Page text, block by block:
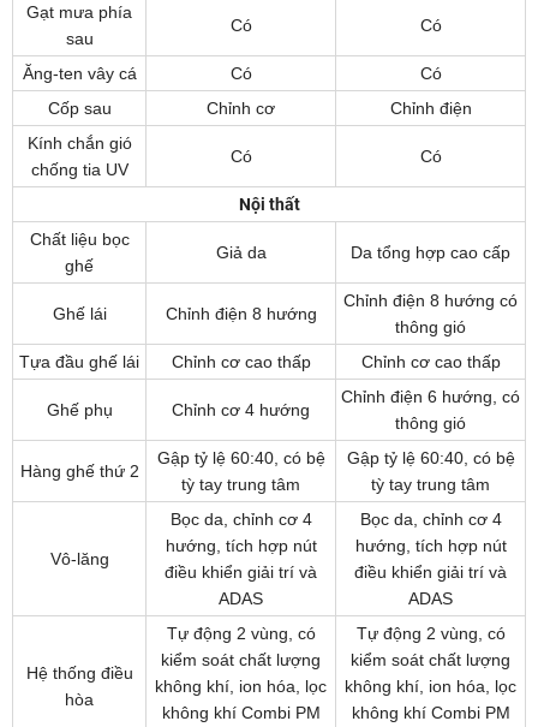
Gạt mưa phía
sau
Có Có
Ăng-ten vây cá Có
Có
Cốp sau
Chỉnh cơ
Chỉnh điện
Kính chắn gió
chống tia UV
Có Có
Nội thất
Chất liệu bọc
ghế
Giả da Da tổng hợp cao cấp
Ghế lái Chỉnh điện 8 hướng
Chỉnh điện 8 hướng có
thông gió
Tựa đầu ghế lái
Chỉnh cơ cao thấp Chỉnh cơ cao thấp
Ghế phụ Chỉnh cơ 4 hướng
Chỉnh điện 6 hướng, có
thông gió
Hàng ghế thứ 2
Gập tỷ lệ 60:40, có bệ
tỳ tay trung tâm
Gập tỷ lệ 60:40, có bệ
tỳ tay trung tâm
Vô-lăng
Bọc da, chỉnh cơ 4
hướng, tích hợp nút
điều khiển giải trí và
ADAS
Bọc da, chỉnh cơ 4
hướng, tích hợp nút
điều khiển giải trí và
ADAS
Hệ thống điều
hòa
Tự động 2 vùng, có
kiểm soát chất lượng
không khí, ion hóa, lọc
không khí Combi PM
Tự động 2 vùng, có
kiểm soát chất lượng
không khí, ion hóa, lọc
không khí Combi PM